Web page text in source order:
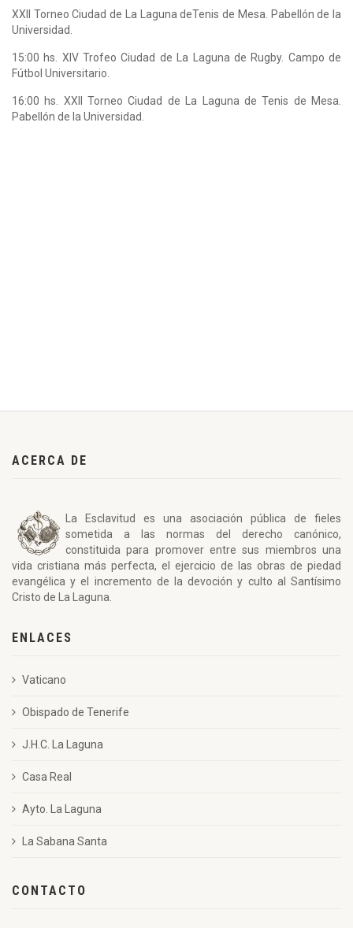
XXII Torneo Ciudad de La Laguna deTenis de Mesa. Pabellón de la
Universidad.
15:00 hs. XIV Trofeo Ciudad de La Laguna de Rugby. Campo de
Fútbol Universitario.
16:00 hs. XXII Torneo Ciudad de La Laguna de Tenis de Mesa.
Pabellón de la Universidad.
ACERCA DE
La Esclavitud es una asociación pública de fieles
sometida a las normas del derecho canónico,
constituida para promover entre sus miembros una
vida cristiana más perfecta, el ejercicio de las obras de piedad
evangélica y el incremento de la devoción y culto al Santísimo
Cristo de La Laguna.
ENLACES
Vaticano
Obispado de Tenerife
J.H.C. La Laguna
Casa Real
Ayto. La Laguna
La Sabana Santa
CONTACTO